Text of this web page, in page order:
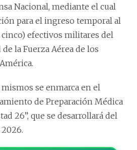
Nacional, mediante el cual
para el ingreso temporal al
cinco) efectivos militares del
la Fuerza Aérea de los
se enmarca en el
de Preparación Médica
26”, que se desarrollará del